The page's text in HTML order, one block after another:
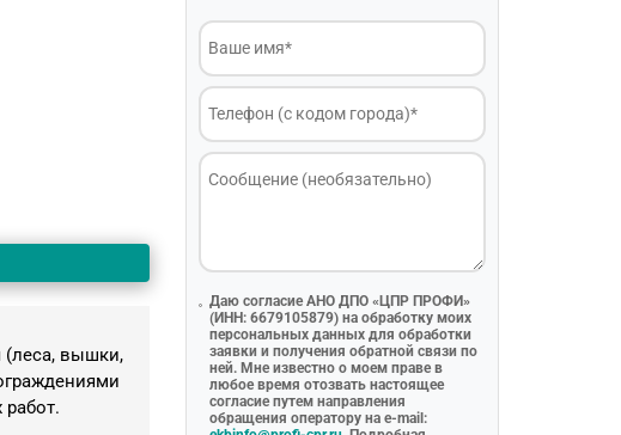
(леса, вышки,
Даю согласие АНО ДПО «ЦПР ПРОФИ»
(ИНН: 6679105879) на обработку моих
персональных данных для обработки
заявки и получения обратной связи по
ней. Мне известно о моем праве в
любое время отозвать настоящее
согласие путем направления
обращения оператору на e-mail: